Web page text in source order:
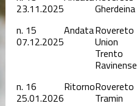
23.11.2025 Gherdeina
n. 15
07.12.2025
AndataRovereto
Union
Trento
Ravinense
n. 16
25.01.2026
RitornoRovereto
Tramin